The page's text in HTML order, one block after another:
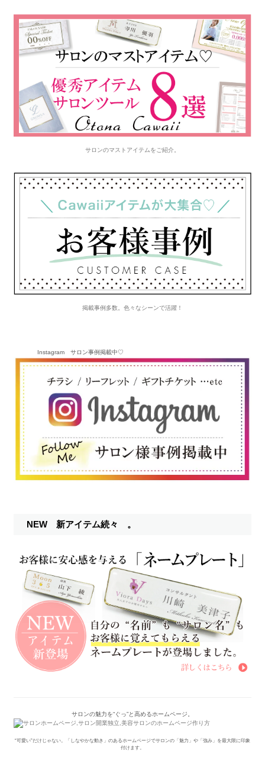
サロンのマストアイテムをご紹介。
掲載事例多数。色々なシーンで活躍！
Instagram サロン事例掲載中♡
NEW 新アイテム続々 。
サロンの魅力を“ぐっ”と高めるホームページ。
“可愛い”だけじゃない。「しなやかな動き」のあるホームページでサロンの「魅力」や「強み」を最大限に印象
付けます。